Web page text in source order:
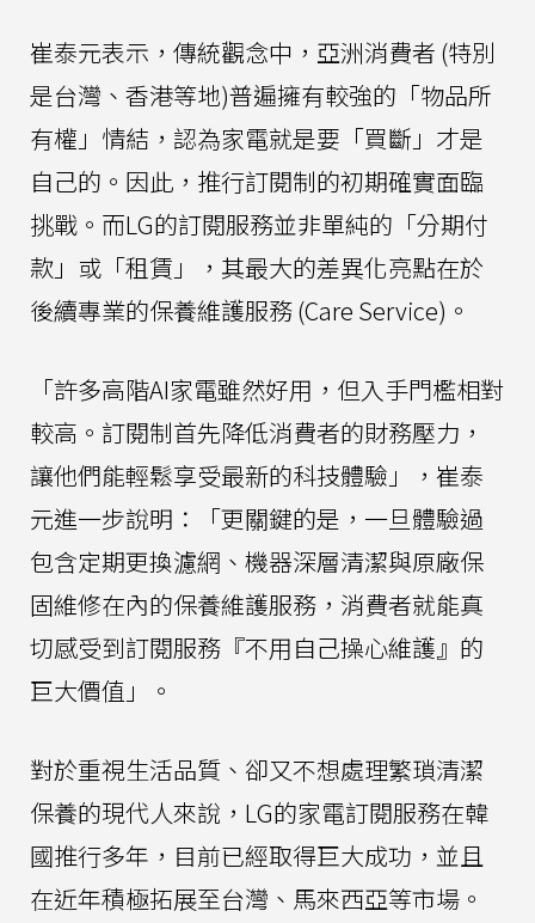
崔泰元表示，傳統觀念中，亞洲消費者 (特別
是台灣、香港等地)普遍擁有較強的「物品所
有權」情結，認為家電就是要「買斷」才是
自己的。因此，推行訂閱制的初期確實面臨
挑戰。而LG的訂閱服務並非單純的「分期付
款」或「租賃」，其最大的差異化亮點在於
後續專業的保養維護服務 (Care Service)。
「許多高階AI家電雖然好用，但入手門檻相對
較高。訂閱制首先降低消費者的財務壓力，
讓他們能輕鬆享受最新的科技體驗」，崔泰
元進一步說明：「更關鍵的是，一旦體驗過
包含定期更換濾網、機器深層清潔與原廠保
固維修在內的保養維護服務，消費者就能真
切感受到訂閱服務『不用自己操心維護』的
巨大價值」。
對於重視生活品質、卻又不想處理繁瑣清潔
保養的現代人來說，LG的家電訂閱服務在韓
國推行多年，目前已經取得巨大成功，並且
在近年積極拓展至台灣、馬來西亞等市場。